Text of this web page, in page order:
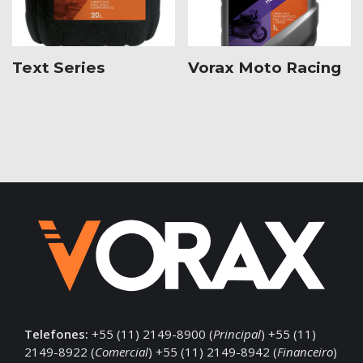
Text Series Vorax Moto Racing
Telefones: +55 (11) 2149-8900 (Principal) +55 (11)
2149-8922 (Comercial) +55 (11) 2149-8942 (Financeiro)